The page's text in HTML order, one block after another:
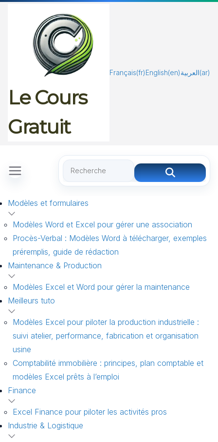
Le Cours
Gratuit
Français(fr) English(en)العربية(ar)
Modèles et formulaires
Modèles Word et Excel pour gérer une association
Procès-Verbal : Modèles Word à télécharger, exemples
préremplis, guide de rédaction
Maintenance & Production
Modèles Excel et Word pour gérer la maintenance
Meilleurs tuto
Modèles Excel pour piloter la production industrielle :
suivi atelier, performance, fabrication et organisation
usine
Comptabilité immobilière : principes, plan comptable et
modèles Excel prêts à l’emploi
Finance
Excel Finance pour piloter les activités pros
Industrie & Logistique